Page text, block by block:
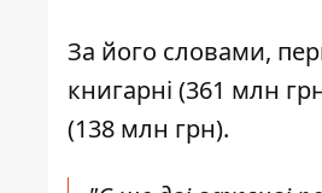
За його словами,
книгарні (361 млн
(138 млн грн).